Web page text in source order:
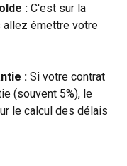
: C'est sur la
allez émettre votre
: Si votre contrat
(souvent 5%), le
le calcul des délais